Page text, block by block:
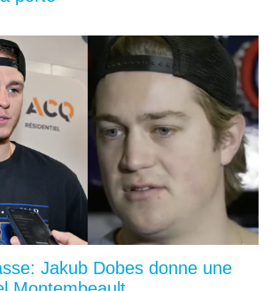
Jakub Dobes donne une